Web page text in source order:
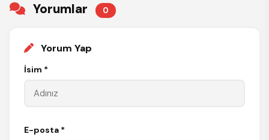
Yorumlar 0
Yorum Yap
İsim *
E-posta *